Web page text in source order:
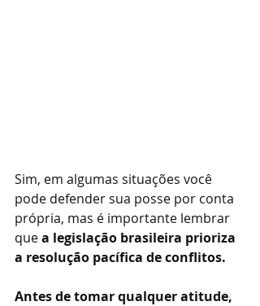
Sim, em algumas situações você
pode defender sua posse por conta
própria, mas é importante lembrar
que a legislação brasileira prioriza
a resolução pacífica de conflitos.
Antes de tomar qualquer atitude,